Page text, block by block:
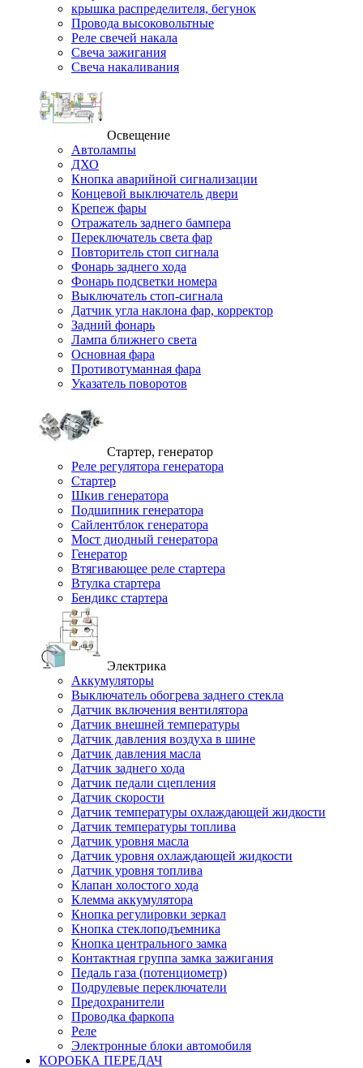
крышка распределителя, бегунок
Провода высоковольтные
Реле свечей накала
Свеча зажигания
Свеча накаливания
Освещение
Автолампы
ДХО
Кнопка аварийной сигнализации
Концевой выключатель двери
Крепеж фары
Отражатель заднего бампера
Переключатель света фар
Повторитель стоп сигнала
Фонарь заднего хода
Фонарь подсветки номера
Выключатель стоп-сигнала
Датчик угла наклона фар, корректор
Задний фонарь
Лампа ближнего света
Основная фара
Противотуманная фара
Указатель поворотов
Стартер, генератор
Реле регулятора генератора
Стартер
Шкив генератора
Подшипник генератора
Сайлентблок генератора
Мост диодный генератора
Генератор
Втягивающее реле стартера
Втулка стартера
Бендикс стартера
Электрика
Аккумуляторы
Выключатель обогрева заднего стекла
Датчик включения вентилятора
Датчик внешней температуры
Датчик давления воздуха в шине
Датчик давления масла
Датчик заднего хода
Датчик педали сцепления
Датчик скорости
Датчик температуры охлаждающей жидкости
Датчик температуры топлива
Датчик уровня масла
Датчик уровня охлаждающей жидкости
Датчик уровня топлива
Клапан холостого хода
Клемма аккумулятора
Кнопка регулировки зеркал
Кнопка стеклоподъемника
Кнопка центрального замка
Контактная группа замка зажигания
Педаль газа (потенциометр)
Подрулевые переключатели
Предохранители
Проводка фаркопа
Реле
Электронные блоки автомобиля
КОРОБКА ПЕРЕДАЧ